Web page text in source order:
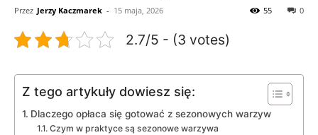
Przez Jerzy Kaczmarek - 15 maja, 2026 0
55
2.7/5 - (3 votes)
Z tego artykuły dowiesz się:
Dlaczego opłaca się gotować z sezonowych warzyw
Czym w praktyce są sezonowe warzywa